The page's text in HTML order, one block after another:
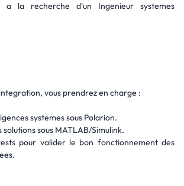
a la recherche d'un Ingenieur systemes
vous prendrez en charge :
systemes sous Polarion.
sous MATLAB/Simulink.
pour valider le bon fonctionnement des